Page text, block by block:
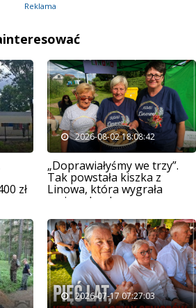
Reklama
zł
2026-08-02 18:08:42
„Doprawiałyśmy we trzy”.
Tak powstała kiszka z
Linowa, która wygrała
gminny konkurs
2026-07-17 07:27:03